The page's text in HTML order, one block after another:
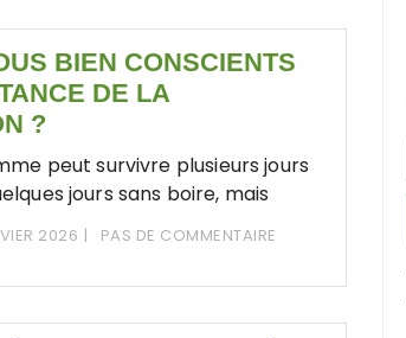
BIEN CONSCIENTS
DE LA
?
peut survivre plusieurs jours
jours sans boire, mais
2026 PAS DE COMMENTAIRE